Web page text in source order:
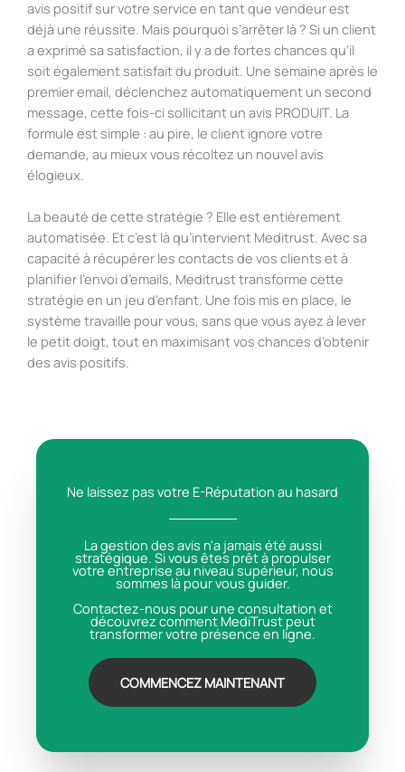
avis positif sur votre service en tant que vendeur est
déjà une réussite. Mais pourquoi s’arrêter là ? Si un client
a exprimé sa satisfaction, il y a de fortes chances qu’il
soit également satisfait du produit. Une semaine après le
premier email, déclenchez automatiquement un second
message, cette fois-ci sollicitant un avis PRODUIT. La
formule est simple : au pire, le client ignore votre
demande, au mieux vous récoltez un nouvel avis
élogieux.
La beauté de cette stratégie ? Elle est entièrement
automatisée. Et c’est là qu’intervient Meditrust. Avec sa
capacité à récupérer les contacts de vos clients et à
planifier l’envoi d’emails, Meditrust transforme cette
stratégie en un jeu d’enfant. Une fois mis en place, le
système travaille pour vous, sans que vous ayez à lever
le petit doigt, tout en maximisant vos chances d’obtenir
des avis positifs.
Ne laissez pas votre E-Réputation au hasard
La gestion des avis n'a jamais été aussi
stratégique. Si vous êtes prêt à propulser
votre entreprise au niveau supérieur, nous
sommes là pour vous guider.
Contactez-nous pour une consultation et
découvrez comment MediTrust peut
transformer votre présence en ligne.
COMMENCEZ MAINTENANT